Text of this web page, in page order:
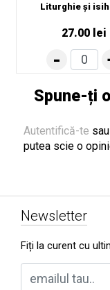
Liturghie și
27.00 lei
Spune-ți
Autentifică-te sau
putea scie o
Newsletter
Fiți la curent cu